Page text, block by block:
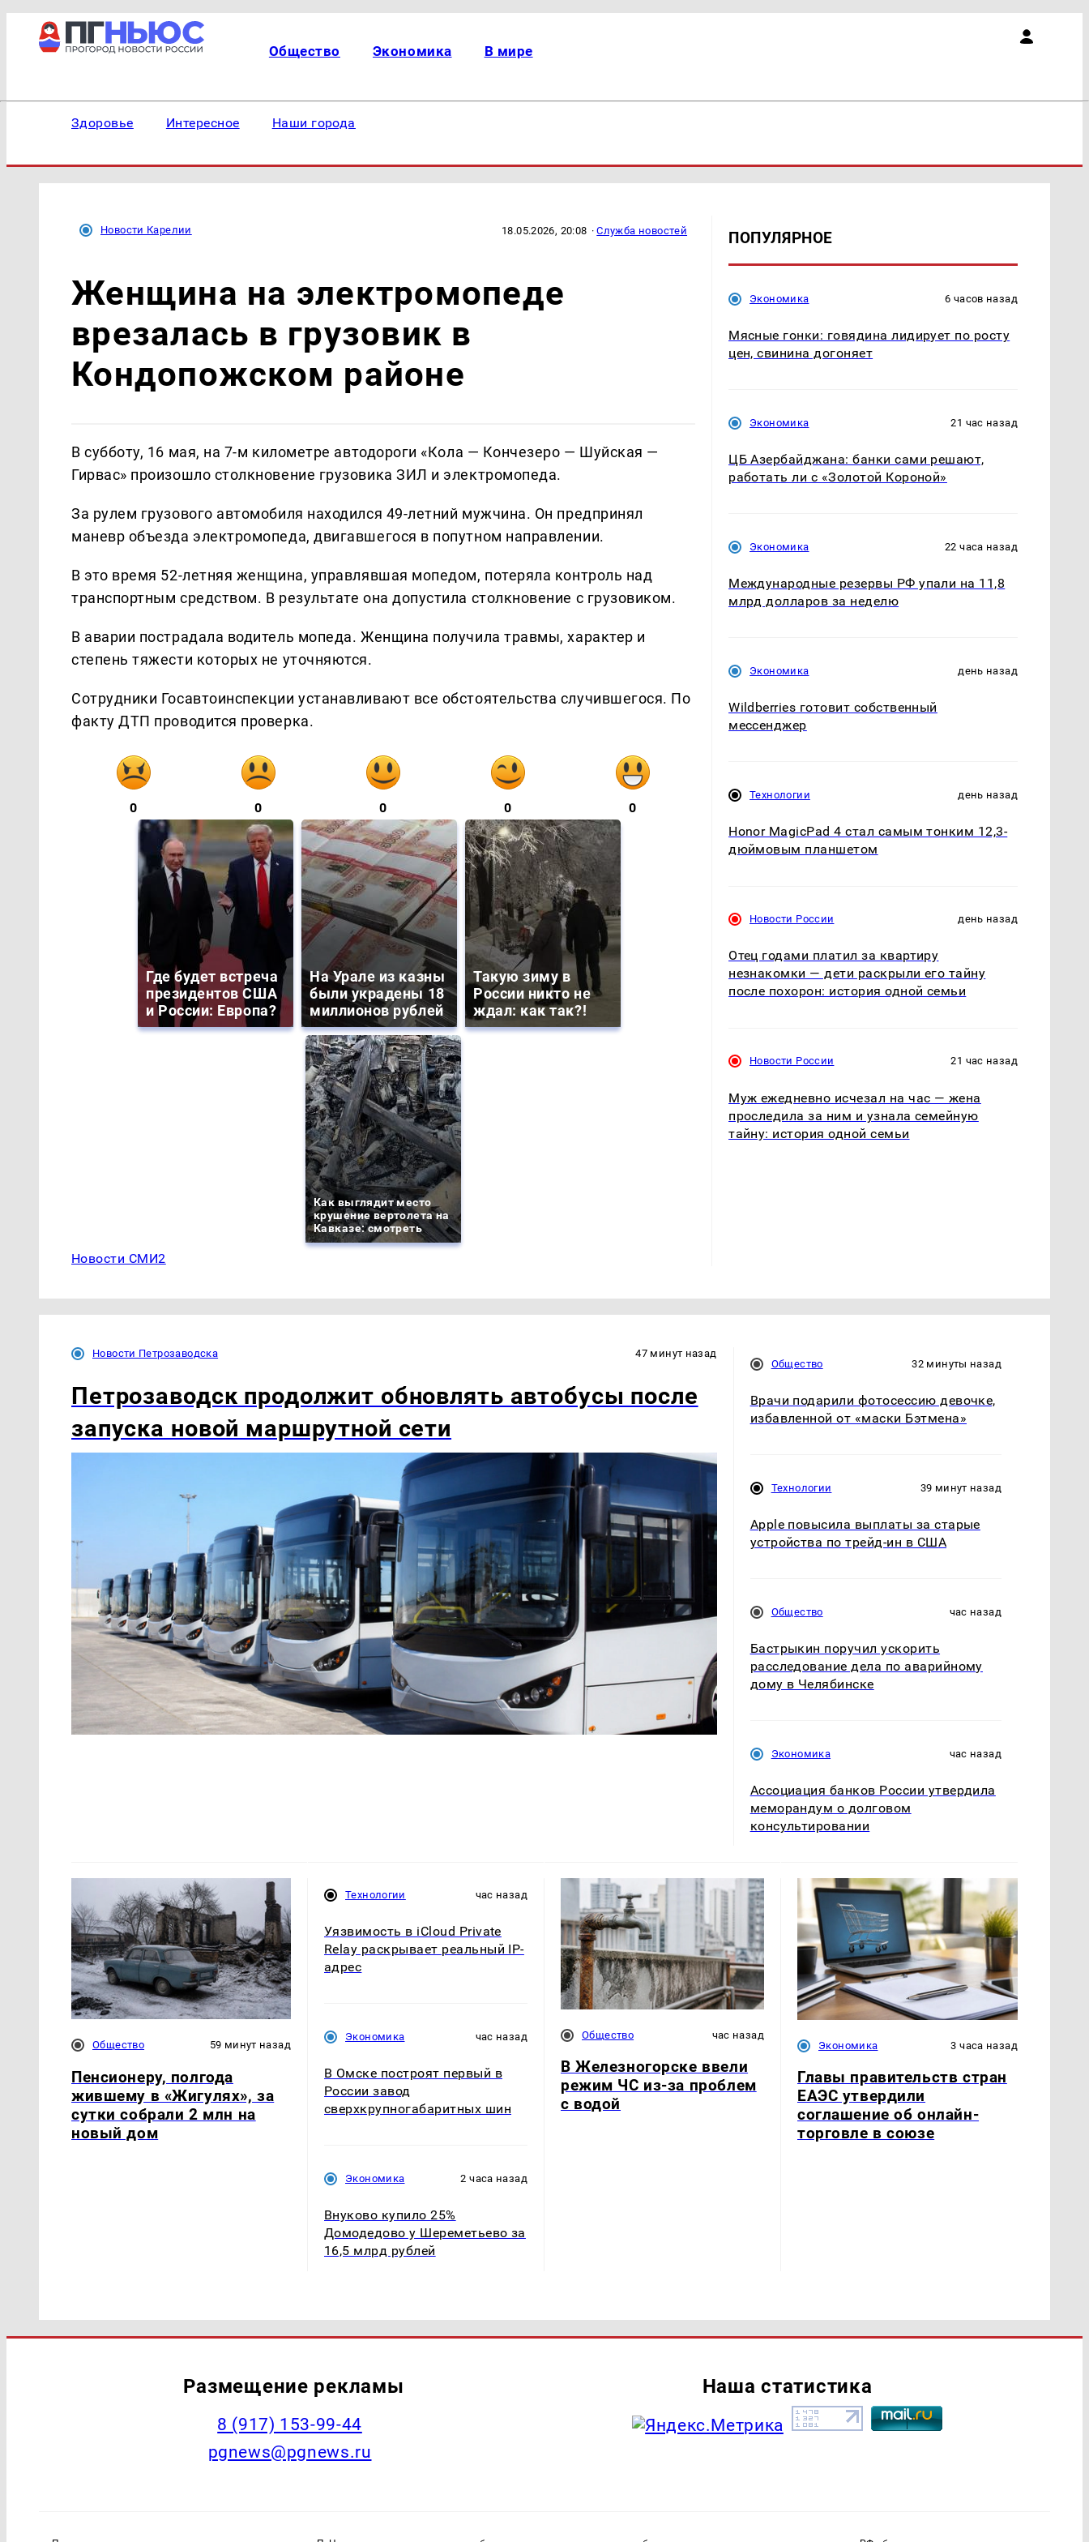
Общество Экономика В мире
Здоровье Интересное Наши города
Новости Карелии 18.05.2026, 20:08 ·Служба новостей
Женщина на электромопеде
врезалась в грузовик в
Кондопожском районе
В субботу, 16 мая, на 7-м километре автодороги «Кола — Кончезеро — Шуйская —
Гирвас» произошло столкновение грузовика ЗИЛ и электромопеда.
За рулем грузового автомобиля находился 49-летний мужчина. Он предпринял
маневр объезда электромопеда, двигавшегося в попутном направлении.
В это время 52-летняя женщина, управлявшая мопедом, потеряла контроль над
транспортным средством. В результате она допустила столкновение с грузовиком.
В аварии пострадала водитель мопеда. Женщина получила травмы, характер и
степень тяжести которых не уточняются.
Сотрудники Госавтоинспекции устанавливают все обстоятельства случившегося. По
факту ДТП проводится проверка.
0 0 0 0 0
Где будет встреча
президентов США
и России: Европа?
На Урале из казны
были украдены 18
миллионов рублей
Такую зиму в
России никто не
ждал: как так?!
Как выглядит место
крушение вертолета на
Кавказе: смотреть
Новости СМИ2
ПОПУЛЯРНОЕ
Экономика 6 часов назад
Мясные гонки: говядина лидирует по росту
цен, свинина догоняет
Экономика 21 час назад
ЦБ Азербайджана: банки сами решают,
работать ли с «Золотой Короной»
Экономика 22 часа назад
Международные резервы РФ упали на 11,8
млрд долларов за неделю
Экономика день назад
Wildberries готовит собственный
мессенджер
Технологии день назад
Honor MagicPad 4 стал самым тонким 12,3-
дюймовым планшетом
Новости России день назад
Отец годами платил за квартиру
незнакомки — дети раскрыли его тайну
после похорон: история одной семьи
Новости России 21 час назад
Муж ежедневно исчезал на час — жена
проследила за ним и узнала семейную
тайну: история одной семьи
Новости Петрозаводска 47 минут назад
Петрозаводск продолжит обновлять автобусы после
запуска новой маршрутной сети
Общество 32 минуты назад
Врачи подарили фотосессию девочке,
избавленной от «маски Бэтмена»
Технологии 39 минут назад
Apple повысила выплаты за старые
устройства по трейд-ин в США
Общество час назад
Бастрыкин поручил ускорить
расследование дела по аварийному
дому в Челябинске
Экономика час назад
Ассоциация банков России утвердила
меморандум о долговом
консультировании
Общество 59 минут назад
Пенсионеру, полгода
жившему в «Жигулях», за
сутки собрали 2 млн на
новый дом
Технологии час назад
Уязвимость в iCloud Private
Relay раскрывает реальный IP-
адрес
Экономика час назад
В Омске построят первый в
России завод
сверхкрупногабаритных шин
Экономика 2 часа назад
Внуково купило 25%
Домодедово у Шереметьево за
16,5 млрд рублей
Общество час назад
В Железногорске ввели
режим ЧС из-за проблем
с водой
Экономика 3 часа назад
Главы правительств стран
ЕАЭС утвердили
соглашение об онлайн-
торговле в союзе
Размещение рекламы
‭8 (917) 153-99-44
pgnews@pgnews.ru
Наша статистика